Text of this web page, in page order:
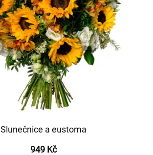
Slunečnice a eustoma
949 Kč